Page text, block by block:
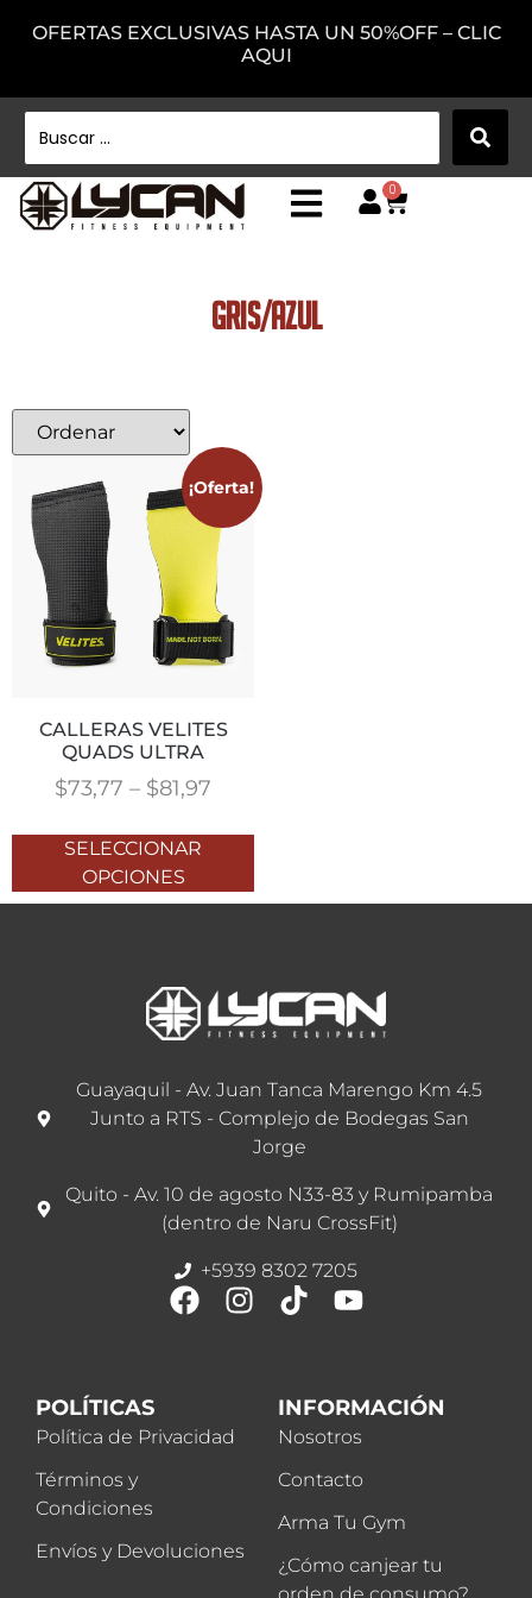
OFERTAS EXCLUSIVAS HASTA UN 50%OFF – CLIC
AQUI
0
Gris/Azul
¡Oferta!
CALLERAS VELITES
QUADS ULTRA
$73,77 – $81,97
SELECCIONAR
OPCIONES
Guayaquil - Av. Juan Tanca Marengo Km 4.5
Junto a RTS - Complejo de Bodegas San
Jorge
Quito - Av. 10 de agosto N33-83 y Rumipamba
(dentro de Naru CrossFit)
+5939 8302 7205
POLÍTICAS
Política de Privacidad
Términos y
Condiciones
Envíos y Devoluciones
INFORMACIÓN
Nosotros
Contacto
Arma Tu Gym
¿Cómo canjear tu